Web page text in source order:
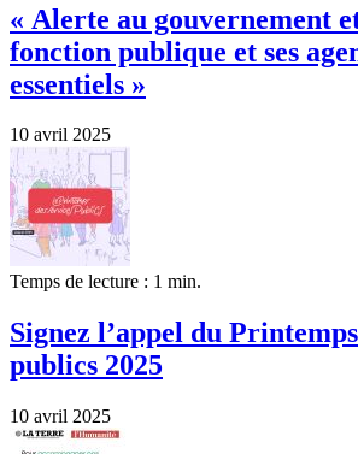
« Alerte au gouvernement
fonction publique et ses
essentiels »
10 avril 2025
Temps de lecture : 1 min.
Signez l’appel du
publics 2025
10 avril 2025